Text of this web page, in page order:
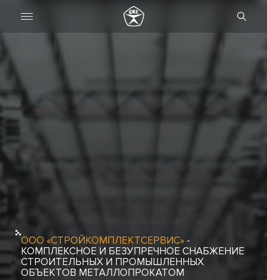
ООО «СТРОЙКОМПЛЕКТСЕРВИС» -
КОМПЛЕКСНОЕ И БЕЗУПРЕЧНОЕ СНАБЖЕНИЕ
СТРОИТЕЛЬНЫХ И ПРОМЫШЛЕННЫХ
ОБЪЕКТОВ МЕТАЛЛОПРОКАТОМ